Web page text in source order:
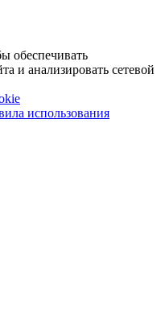
обеспечивать
и анализировать сетевой
использования